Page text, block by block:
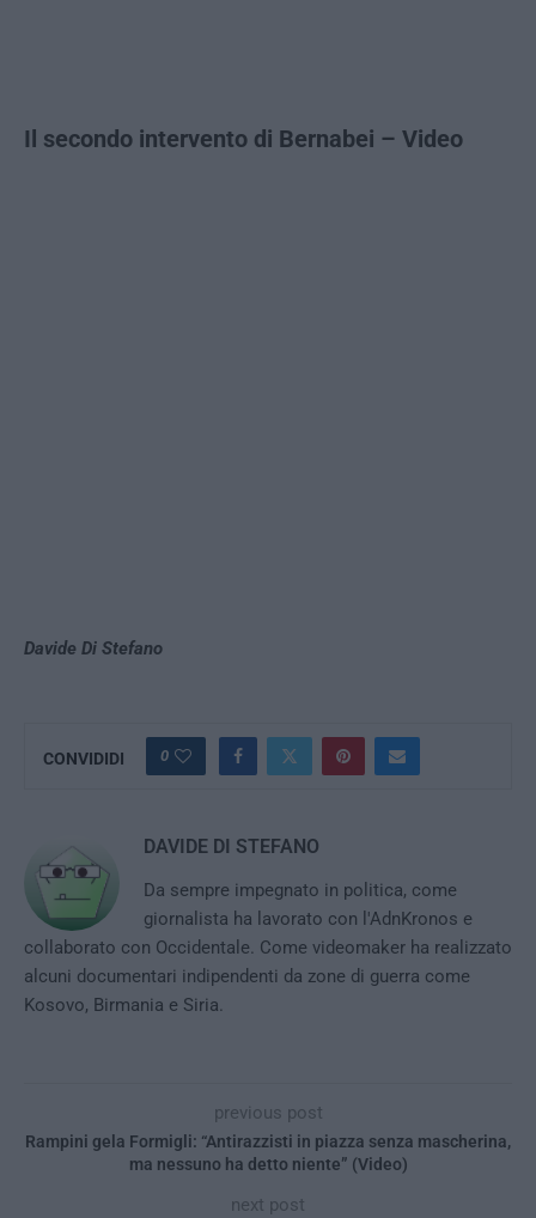
Il secondo intervento di Bernabei – Video
Davide Di Stefano
CONVIDIDI 0
DAVIDE DI STEFANO
Da sempre impegnato in politica, come
giornalista ha lavorato con l'AdnKronos e
collaborato con Occidentale. Come videomaker ha realizzato
alcuni documentari indipendenti da zone di guerra come
Kosovo, Birmania e Siria.
previous post
Rampini gela Formigli: “Antirazzisti in piazza senza mascherina,
ma nessuno ha detto niente” (Video)
next post